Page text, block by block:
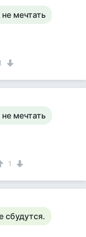
мечтать
мечтать
1
сбудутся.